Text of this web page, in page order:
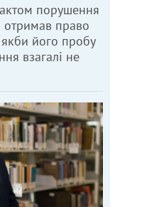
порушення
отримав право
його пробу
взагалі не